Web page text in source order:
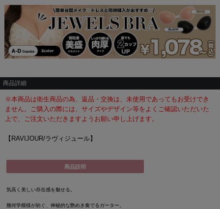
商品詳細
※本商品は衛生商品の為、返品・交換は、未使用であってもお受けでき
ません。ご購入の際には、サイズやデザイン等をよくご確認いただいた
上で、ご注文いただきますようお願い申し上げます。
【RAVIJOUR/ラヴィジュール】
商品説明
気高く美しい存在感を魅せる。
幾何学模様が紡ぐ、神秘的な艶めき奏でるガーター。